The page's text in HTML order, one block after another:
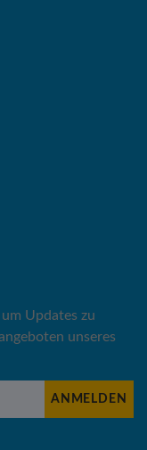
Updates zu
unseres
ANMELDEN